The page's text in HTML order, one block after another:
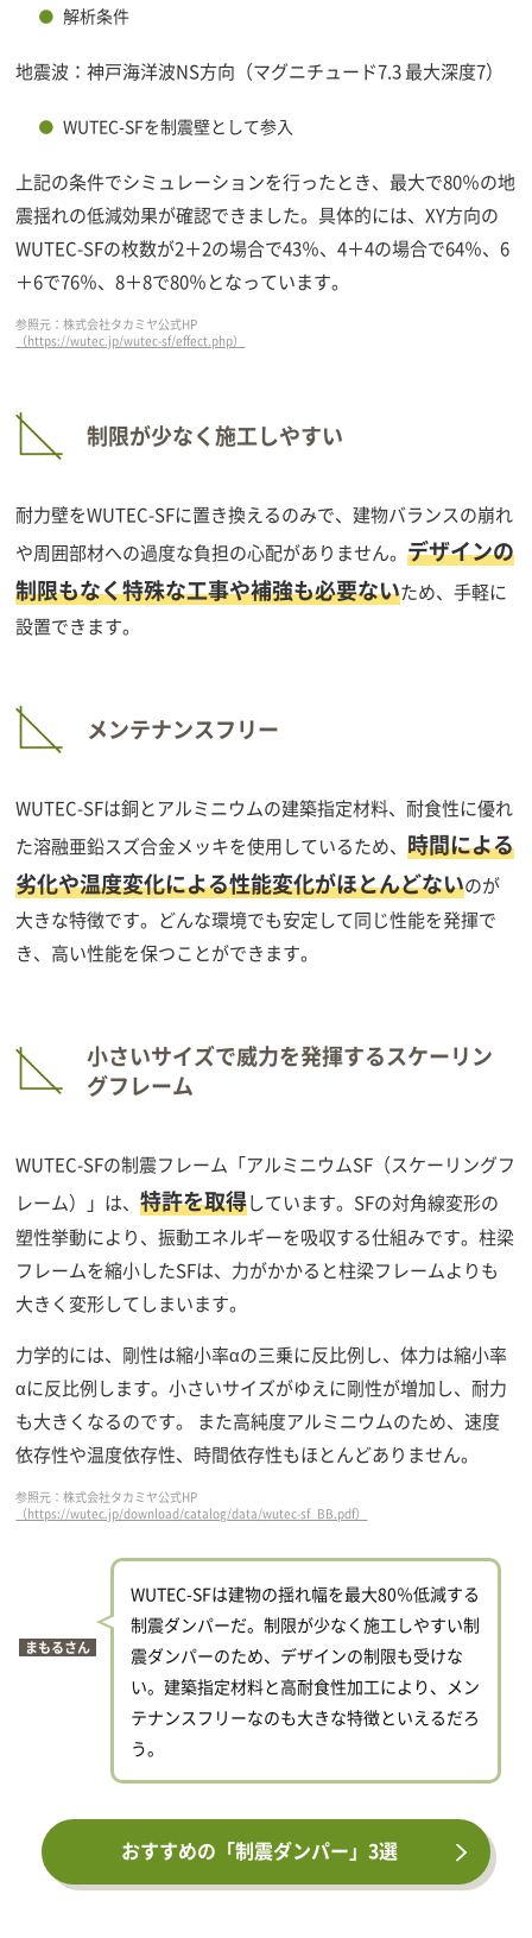
解析条件
地震波：神戸海洋波NS方向（マグニチュード7.3 最大深度7）
WUTEC-SFを制震壁として参入
上記の条件でシミュレーションを行ったとき、最大で80％の地
震揺れの低減効果が確認できました。具体的には、XY方向の
WUTEC-SFの枚数が2＋2の場合で43％、4＋4の場合で64％、6
＋6で76％、8＋8で80％となっています。
参照元：株式会社タカミヤ公式HP
（https://wutec.jp/wutec-sf/effect.php）
制限が少なく施工しやすい
耐力壁をWUTEC-SFに置き換えるのみで、建物バランスの崩れ
や周囲部材への過度な負担の心配がありません。デザインの
制限もなく特殊な工事や補強も必要ないため、手軽に
設置できます。
メンテナンスフリー
WUTEC-SFは銅とアルミニウムの建築指定材料、耐食性に優れ
た溶融亜鉛スズ合金メッキを使用しているため、時間による
劣化や温度変化による性能変化がほとんどないのが
大きな特徴です。どんな環境でも安定して同じ性能を発揮で
き、高い性能を保つことができます。
小さいサイズで威力を発揮するスケーリン
グフレーム
WUTEC-SFの制震フレーム「アルミニウムSF（スケーリングフ
レーム）」は、特許を取得しています。SFの対角線変形の
塑性挙動により、振動エネルギーを吸収する仕組みです。柱梁
フレームを縮小したSFは、力がかかると柱梁フレームよりも
大きく変形してしまいます。
力学的には、剛性は縮小率αの三乗に反比例し、体力は縮小率
αに反比例します。小さいサイズがゆえに剛性が増加し、耐力
も大きくなるのです。 また高純度アルミニウムのため、速度
依存性や温度依存性、時間依存性もほとんどありません。
参照元：株式会社タカミヤ公式HP
（https://wutec.jp/download/catalog/data/wutec-sf_BB.pdf）
まもるさん
WUTEC-SFは建物の揺れ幅を最大80％低減する
制震ダンパーだ。制限が少なく施工しやすい制
震ダンパーのため、デザインの制限も受けな
い。建築指定材料と高耐食性加工により、メン
テナンスフリーなのも大きな特徴といえるだろ
う。
おすすめの「制震ダンパー」3選